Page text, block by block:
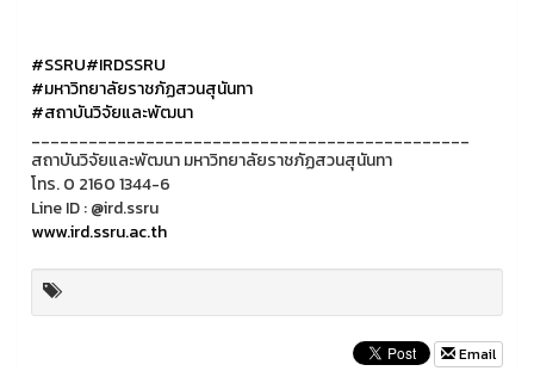
#SSRU#IRDSSRU
#มหาวิทยาลัยราชภัฏสวนสุนันทา
#สถาบันวิจัยและพัฒนา
______________________________________________
สถาบันวิจัยและพัฒนา มหาวิทยาลัยราชภัฏสวนสุนันทา
โทร. 0 2160 1344-6
Line ID : @ird.ssru
www.ird.ssru.ac.th
Email